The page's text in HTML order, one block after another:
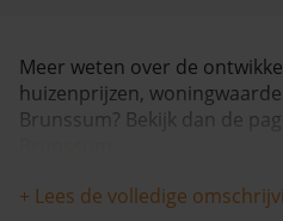
Meer weten over de
huizenprijzen,
Brunssum? Bekijk dan de
+ Lees de volledige